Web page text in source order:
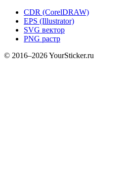
CDR (CorelDRAW)
EPS (Illustrator)
SVG вектор
PNG растр
© 2016–2026 YourSticker.ru